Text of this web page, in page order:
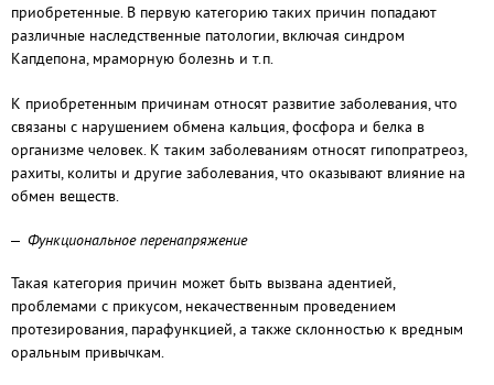
приобретенные. В первую категорию таких причин попадают
различные наследственные патологии, включая синдром
Капдепона, мраморную болезнь и т.п.
К приобретенным причинам относят развитие заболевания, что
связаны с нарушением обмена кальция, фосфора и белка в
организме человек. К таким заболеваниям относят гипопратреоз,
рахиты, колиты и другие заболевания, что оказывают влияние на
обмен веществ.
Функциональное перенапряжение
Такая категория причин может быть вызвана адентией,
проблемами с прикусом, некачественным проведением
протезирования, парафункцией, а также склонностью к вредным
оральным привычкам.